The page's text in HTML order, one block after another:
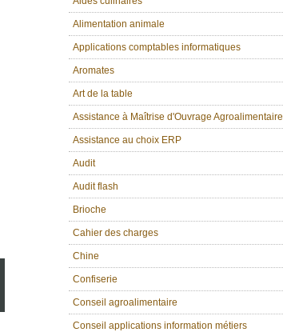
Alimentation animale
Applications comptables informatiques
Aromates
Art de la table
Assistance à Maîtrise d'Ouvrage Agroalimentaire
Assistance au choix ERP
Audit
Audit flash
Brioche
Cahier des charges
Chine
Confiserie
Conseil agroalimentaire
Conseil applications information métiers